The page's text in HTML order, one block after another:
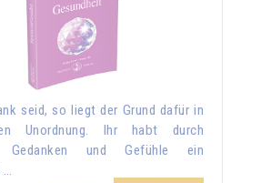
seid, so liegt der Grund dafür in
Unordnung. Ihr habt durch
Gedanken und Gefühle ein
…